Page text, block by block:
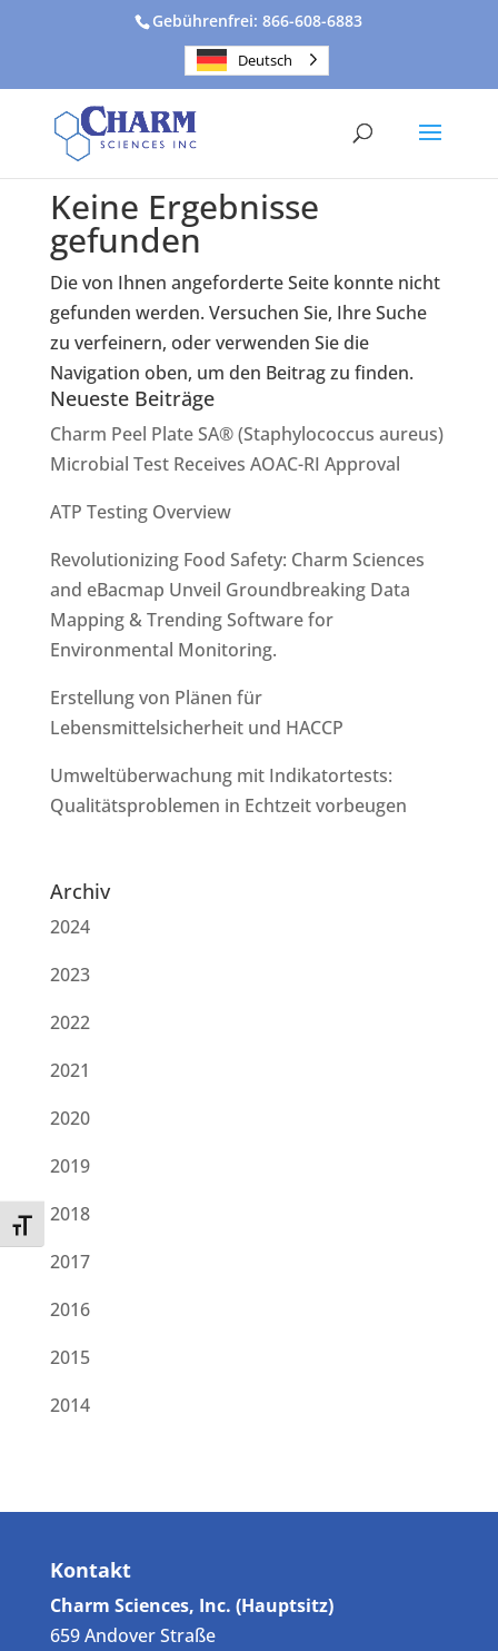
Toggle Font size
Gebührenfrei: 866-608-6883
Deutsch
Keine Ergebnisse
gefunden
Die von Ihnen angeforderte Seite konnte nicht
gefunden werden. Versuchen Sie, Ihre Suche
zu verfeinern, oder verwenden Sie die
Navigation oben, um den Beitrag zu finden.
Neueste Beiträge
Charm Peel Plate SA® (Staphylococcus aureus)
Microbial Test Receives AOAC-RI Approval
ATP Testing Overview
Revolutionizing Food Safety: Charm Sciences
and eBacmap Unveil Groundbreaking Data
Mapping & Trending Software for
Environmental Monitoring.
Erstellung von Plänen für
Lebensmittelsicherheit und HACCP
Umweltüberwachung mit Indikatortests:
Qualitätsproblemen in Echtzeit vorbeugen
Archiv
2024
2023
2022
2021
2020
2019
2018
2017
2016
2015
2014
Kontakt
Charm Sciences, Inc. (Hauptsitz)
659 Andover Straße